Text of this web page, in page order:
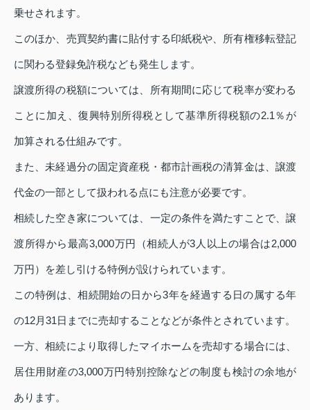
乗せされます。
このほか、売買契約書に貼付する印紙税や、所有権移転登記
に関わる登録免許税なども発生します。
譲渡所得の税額については、所有期間に応じて税率が変わる
ことに加え、復興特別所得税として基準所得税額の2.1％が
加算される仕組みです。
また、未経過分の固定資産税・都市計画税の清算金は、譲渡
代金の一部として扱われる点にも注意が必要です。
相続した空き家については、一定の条件を満たすことで、譲
渡所得から最高3,000万円（相続人が3人以上の場合は2,000
万円）を差し引ける特例が設けられています。
この特例は、相続開始の日から3年を経過する日の属する年
の12月31日までに売却することなどが条件とされています。
一方、相続により取得したマイホームを売却する場合には、
居住用財産の3,000万円特別控除などの制度も検討の余地が
あります。